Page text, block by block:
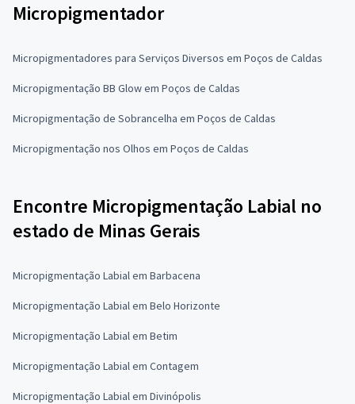
Micropigmentador
Micropigmentadores para Serviços Diversos em Poços de Caldas
Micropigmentação BB Glow em Poços de Caldas
Micropigmentação de Sobrancelha em Poços de Caldas
Micropigmentação nos Olhos em Poços de Caldas
Encontre Micropigmentação Labial no
estado de Minas Gerais
Micropigmentação Labial em Barbacena
Micropigmentação Labial em Belo Horizonte
Micropigmentação Labial em Betim
Micropigmentação Labial em Contagem
Micropigmentação Labial em Divinópolis